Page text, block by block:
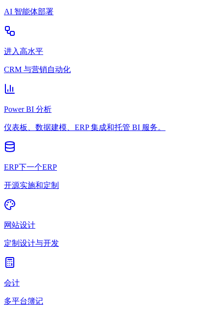
AI 智能体部署
进入高水平
CRM 与营销自动化
Power BI 分析
仪表板、数据建模、ERP 集成和托管 BI 服务。
ERP下一个ERP
开源实施和定制
网站设计
定制设计与开发
会计
多平台簿记